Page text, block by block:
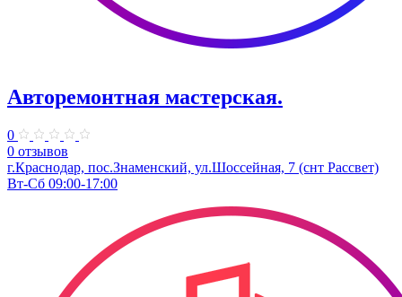
Авторемонтная мастерская.
0
0 отзывов
г.Краснодар, пос.Знаменский, ул.Шоссейная, 7 (снт Рассвет)
Вт-Сб 09:00-17:00